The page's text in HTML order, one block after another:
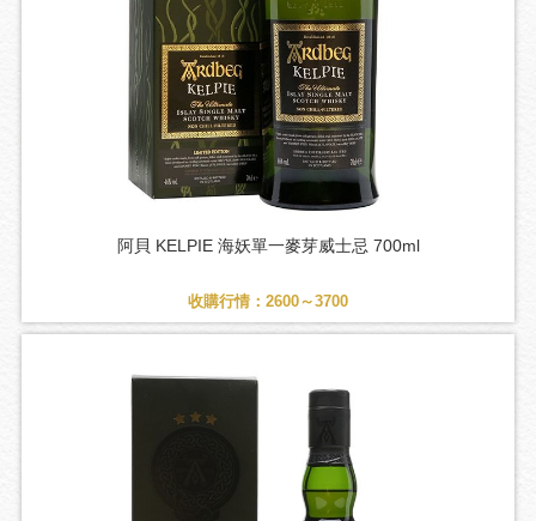
阿貝 KELPIE 海妖單一麥芽威士忌 700ml
收購行情：2600～3700